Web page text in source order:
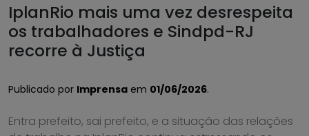
IplanRio mais uma vez desrespeita
os trabalhadores e Sindpd-RJ
recorre à Justiça
Publicado por Imprensa em 01/06/2026.
Entra prefeito, sai prefeito, e a situação das relações